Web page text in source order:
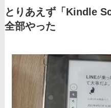
とりあえず「Kindle
全部やった